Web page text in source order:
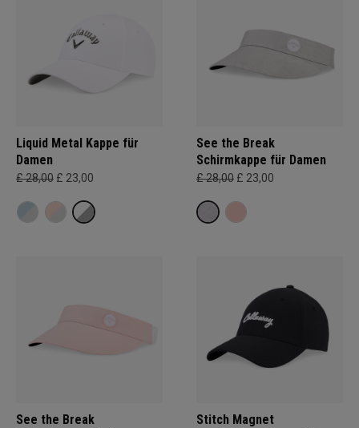
Liquid Metal Kappe für
Damen
£ 28,00 £ 23,00
See the Break
Schirmkappe für Damen
£ 28,00 £ 23,00
See the Break
Stitch Magnet